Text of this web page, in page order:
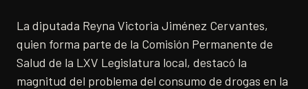
La diputada Reyna Victoria Jiménez Cervantes,
quien forma parte de la Comisión Permanente de
Salud de la LXV Legislatura local, destacó la
magnitud del problema del consumo de drogas en la